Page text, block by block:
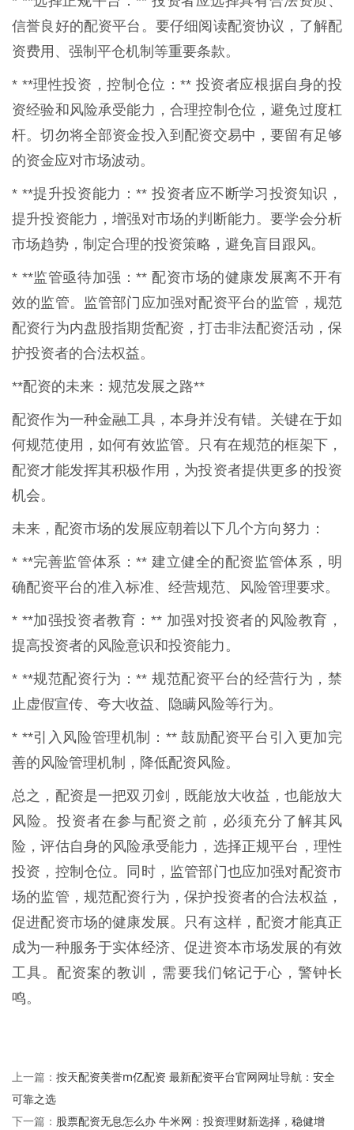
信誉良好的配资平台。要仔细阅读配资协议，了解配
资费用、强制平仓机制等重要条款。
* **理性投资，控制仓位：** 投资者应根据自身的投
资经验和风险承受能力，合理控制仓位，避免过度杠
杆。切勿将全部资金投入到配资交易中，要留有足够
的资金应对市场波动。
* **提升投资能力：** 投资者应不断学习投资知识，
提升投资能力，增强对市场的判断能力。要学会分析
市场趋势，制定合理的投资策略，避免盲目跟风。
* **监管亟待加强：** 配资市场的健康发展离不开有
效的监管。监管部门应加强对配资平台的监管，规范
配资行为内盘股指期货配资，打击非法配资活动，保
护投资者的合法权益。
**配资的未来：规范发展之路**
配资作为一种金融工具，本身并没有错。关键在于如
何规范使用，如何有效监管。只有在规范的框架下，
配资才能发挥其积极作用，为投资者提供更多的投资
机会。
未来，配资市场的发展应朝着以下几个方向努力：
* **完善监管体系：** 建立健全的配资监管体系，明
确配资平台的准入标准、经营规范、风险管理要求。
* **加强投资者教育：** 加强对投资者的风险教育，
提高投资者的风险意识和投资能力。
* **规范配资行为：** 规范配资平台的经营行为，禁
止虚假宣传、夸大收益、隐瞒风险等行为。
* **引入风险管理机制：** 鼓励配资平台引入更加完
善的风险管理机制，降低配资风险。
总之，配资是一把双刃剑，既能放大收益，也能放大
风险。投资者在参与配资之前，必须充分了解其风
险，评估自身的风险承受能力，选择正规平台，理性
投资，控制仓位。同时，监管部门也应加强对配资市
场的监管，规范配资行为，保护投资者的合法权益，
促进配资市场的健康发展。只有这样，配资才能真正
成为一种服务于实体经济、促进资本市场发展的有效
工具。配资案的教训，需要我们铭记于心，警钟长
鸣。
上一篇： 按天配资美誉m亿配资 最新配资平台官网网址导航：安全
可靠之选
下一篇： 股票配资无息怎么办 牛米网：投资理财新选择，稳健增